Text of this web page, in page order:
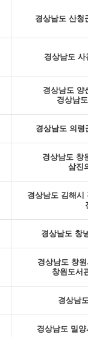
경상남도 산청
경상남도 사
경상남도 양
경상남
경상남도 의령
경상남도 창
삼진
경상남도 김해시
경상남도 창
경상남도 창
창원도서
경상남
경상남도 밀